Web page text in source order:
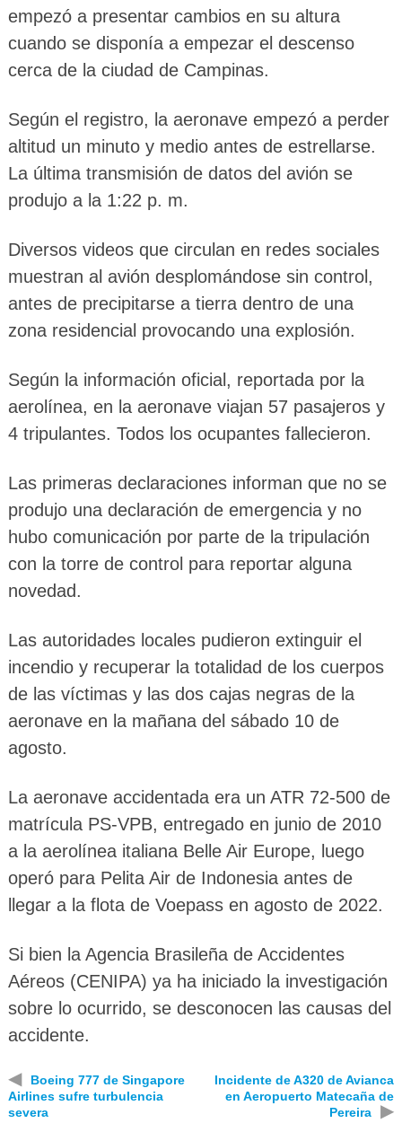
empezó a presentar cambios en su altura
cuando se disponía a empezar el descenso
cerca de la ciudad de Campinas.
Según el registro, la aeronave empezó a perder
altitud un minuto y medio antes de estrellarse.
La última transmisión de datos del avión se
produjo a la 1:22 p. m.
Diversos videos que circulan en redes sociales
muestran al avión desplomándose sin control,
antes de precipitarse a tierra dentro de una
zona residencial provocando una explosión.
Según la información oficial, reportada por la
aerolínea, en la aeronave viajan 57 pasajeros y
4 tripulantes. Todos los ocupantes fallecieron.
Las primeras declaraciones informan que no se
produjo una declaración de emergencia y no
hubo comunicación por parte de la tripulación
con la torre de control para reportar alguna
novedad.
Las autoridades locales pudieron extinguir el
incendio y recuperar la totalidad de los cuerpos
de las víctimas y las dos cajas negras de la
aeronave en la mañana del sábado 10 de
agosto.
La aeronave accidentada era un ATR 72-500 de
matrícula PS-VPB, entregado en junio de 2010
a la aerolínea italiana Belle Air Europe, luego
operó para Pelita Air de Indonesia antes de
llegar a la flota de Voepass en agosto de 2022.
Si bien la Agencia Brasileña de Accidentes
Aéreos (CENIPA) ya ha iniciado la investigación
sobre lo ocurrido, se desconocen las causas del
accidente.
◀
Boeing 777 de Singapore
Airlines sufre turbulencia
severa
Incidente de A320 de Avianca
en Aeropuerto Matecaña de
Pereira
▶